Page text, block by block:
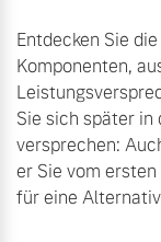
Entdecken Sie
Komponenten,
Sie sich später in
versprechen:
er Sie vom
für eine